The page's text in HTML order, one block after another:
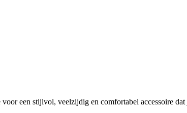
voor een stijlvol, veelzijdig en comfortabel accessoire